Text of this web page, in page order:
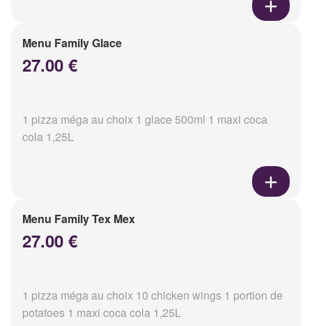
Menu Family Glace
27.00 €
1 pizza méga au choix 1 glace 500ml 1 maxi coca
cola 1,25L
Menu Family Tex Mex
27.00 €
1 pizza méga au choix 10 chicken wings 1 portion de
potatoes 1 maxi coca cola 1,25L